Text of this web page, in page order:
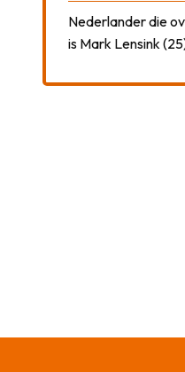
Nederlander die
is Mark Lensink